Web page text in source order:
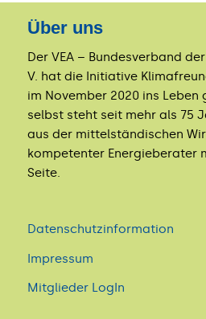
Über uns
Der VEA – Bundesverband
V. hat die Initiative
im November 2020 ins Leben
selbst steht seit mehr als 75
aus der mittelständischen
kompetenter Energieberater
Seite.
Datenschutzinformation
Impressum
Mitglieder LogIn